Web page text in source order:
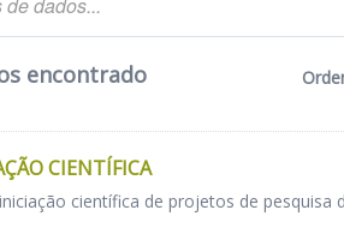
encontrado
CIENTÍFICA
científica de projetos de pesquisa